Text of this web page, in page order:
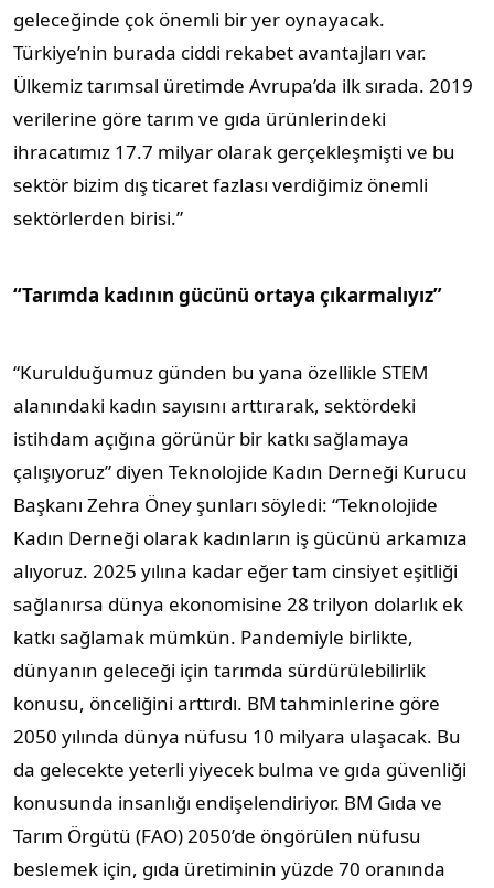
geleceğinde çok önemli bir yer oynayacak.
Türkiye’nin burada ciddi rekabet avantajları var.
Ülkemiz tarımsal üretimde Avrupa’da ilk sırada. 2019
verilerine göre tarım ve gıda ürünlerindeki
ihracatımız 17.7 milyar olarak gerçekleşmişti ve bu
sektör bizim dış ticaret fazlası verdiğimiz önemli
sektörlerden birisi.”
“Tarımda kadının gücünü ortaya çıkarmalıyız”
“Kurulduğumuz günden bu yana özellikle STEM
alanındaki kadın sayısını arttırarak, sektördeki
istihdam açığına görünür bir katkı sağlamaya
çalışıyoruz” diyen Teknolojide Kadın Derneği Kurucu
Başkanı Zehra Öney şunları söyledi: “Teknolojide
Kadın Derneği olarak kadınların iş gücünü arkamıza
alıyoruz. 2025 yılına kadar eğer tam cinsiyet eşitliği
sağlanırsa dünya ekonomisine 28 trilyon dolarlık ek
katkı sağlamak mümkün. Pandemiyle birlikte,
dünyanın geleceği için tarımda sürdürülebilirlik
konusu, önceliğini arttırdı. BM tahminlerine göre
2050 yılında dünya nüfusu 10 milyara ulaşacak. Bu
da gelecekte yeterli yiyecek bulma ve gıda güvenliği
konusunda insanlığı endişelendiriyor. BM Gıda ve
Tarım Örgütü (FAO) 2050’de öngörülen nüfusu
beslemek için, gıda üretiminin yüzde 70 oranında